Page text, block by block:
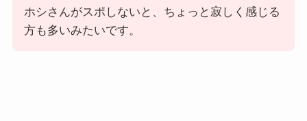
ホシさんがスポしないと、ちょっと寂しく感じる
方も多いみたいです。